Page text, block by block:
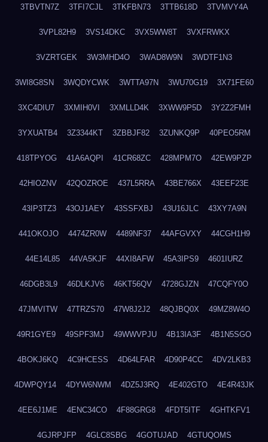
3TBVTN7Z 3TFI7CJL 3TKFBN73 3TTB618D 3TVMVY4A
3VPL82H9 3VS14DKC 3VX5WW8T 3VXFRWKX
3VZRTGEK 3W3MHD4O 3WAD8W9N 3WDTF1N3
3WI8G8SN 3WQDYCWK 3WTTA97N 3WU70G19 3X71FE60
3XC4DIU7 3XMIH0VI 3XMLLD4K 3XWW9P5D 3Y2Z2FMH
3YXUATB4 3Z3344KT 3ZBBJF82 3ZUNKQ9P 40PEO5RM
418TPYOG 41A6AQPI 41CR68ZC 428MPM7O 42EW9PZP
42HIOZNV 42QOZROE 437L5RRA 43BE766X 43EEF23E
43IP3TZ3 43OJ1AEY 43SSFXBJ 43U16JLC 43XY7A9N
441OKOJO 4474ZR0W 4489NF37 44AFGVXY 44CGH1H9
44E14L85 44VA5KJF 44XI8AFW 45A3IPS9 4601IURZ
46DGB3L9 46DLKJV6 46KT56QV 4728GJZN 47CQFY0O
47JMVITW 47TRZS70 47W8J2J2 48QJBQ0X 49MZ8W4O
49R1GYE9 49SPF3MJ 49WWVPJU 4B13IA3F 4B1N5SGO
4BOKJ6KQ 4C9HCESS 4D64LFAR 4D90P4CC 4DV2LKB3
4DWPQY14 4DYW6NWM 4DZ5J3RQ 4E402GTO 4E4R43JK
4EE6J1ME 4ENC34CO 4F88GRG8 4FDT5ITF 4GHTKFV1
4GJRPJFP 4GLC8SBG 4GOTUJAD 4GTUQOMS